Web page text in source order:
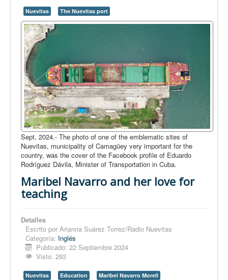
Medio Ambiente
Ciencia, tecnología y curiosidades
Francés
Inglés
Desempolvando la historia
Nuevitas The Nuevitas port
Sept, 2024.- The photo of one of the emblematic sites of
Nuevitas, municipality of Camagüey very important for the
country, was the cover of the Facebook profile of Eduardo
Rodríguez Dávila, Minister of Transportation in Cuba.
Maribel Navarro and her love for
teaching
Detalles
Escrito por Arianna Suárez Torrez/Radio Nuevitas
Categoría: Inglés
Publicado: 22 Septiembre 2024
Visto: 293
Nuevitas Education Maribel Navarro Morell